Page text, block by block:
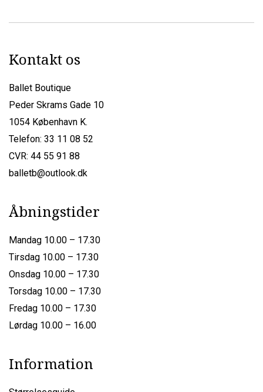
Kontakt os
Ballet Boutique
Peder Skrams Gade 10
1054 København K.
Telefon: 33 11 08 52
CVR: 44 55 91 88
balletb@outlook.dk
Åbningstider
Mandag 10.00 – 17.30
Tirsdag 10.00 – 17.30
Onsdag 10.00 – 17.30
Torsdag 10.00 – 17.30
Fredag 10.00 – 17.30
Lørdag 10.00 – 16.00
Information